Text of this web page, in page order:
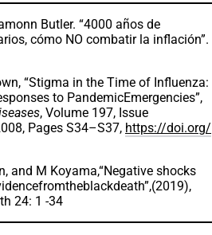
Butler. “4000 años de
cómo NO combatir la inflación”.
“Stigma in the Time of Influenza:
to PandemicEmergencies”,
, Volume 197, Issue
Pages S34–S37, https://doi.org/
and M Koyama,“Negative shocks
th 24: 1 -34